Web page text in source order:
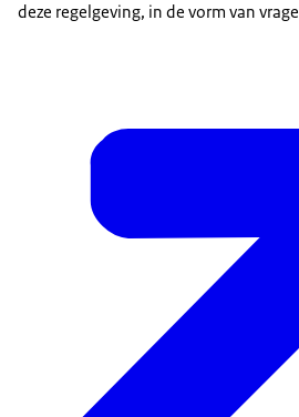
deze regelgeving, in de vorm van